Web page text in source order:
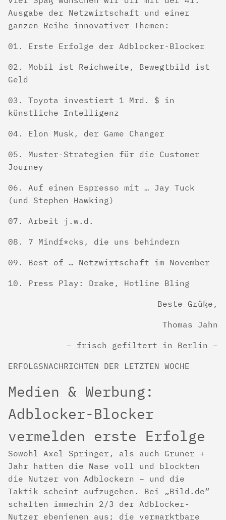
Ausgabe der Netzwirtschaft und einer
ganzen Reihe innovativer Themen:
Erste Erfolge der Adblocker-Blocker
Mobil ist Reichweite, Bewegtbild ist
Geld
Toyota investiert 1 Mrd. $ in
künstliche Intelligenz
Elon Musk, der Game Changer
Muster-Strategien für die Customer
Journey
Auf einen Espresso mit … Jay Tuck
(und Stephen Hawking)
Arbeit j.w.d.
7 Mindf*cks, die uns behindern
Best of … Netzwirtschaft im November
Press Play: Drake, Hotline Bling
Beste Grüße,
Thomas Jahn
– frisch gefiltert in Berlin –
ERFOLGSNACHRICHTEN DER LETZTEN WOCHE
Medien & Werbung:
Adblocker-Blocker
vermelden erste Erfolge
Sowohl Axel Springer, als auch Gruner +
Jahr hatten die Nase voll und blockten
die Nutzer von Adblockern – und die
Taktik scheint aufzugehen. Bei „Bild.de“
schalten immerhin 2/3 der Adblocker-
Nutzer ebenjenen aus; die vermarktbare